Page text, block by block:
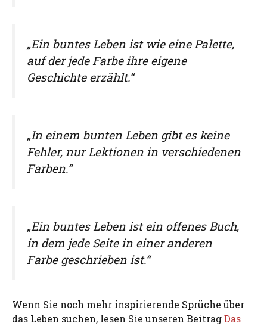
„Ein buntes Leben ist wie eine Palette,
auf der jede Farbe ihre eigene
Geschichte erzählt.“
„In einem bunten Leben gibt es keine
Fehler, nur Lektionen in verschiedenen
Farben.“
„Ein buntes Leben ist ein offenes Buch,
in dem jede Seite in einer anderen
Farbe geschrieben ist.“
Wenn Sie noch mehr inspirierende Sprüche über
das Leben suchen, lesen Sie unseren BeitragDas